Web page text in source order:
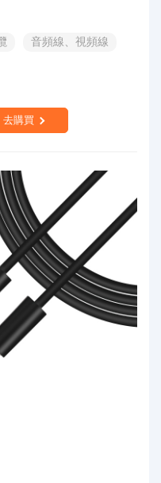
音頻線、視頻線
去購買